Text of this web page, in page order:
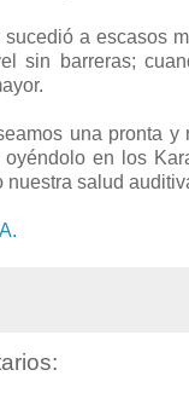
a escasos
sin barreras;
una pronta y
en los
nuestra salud